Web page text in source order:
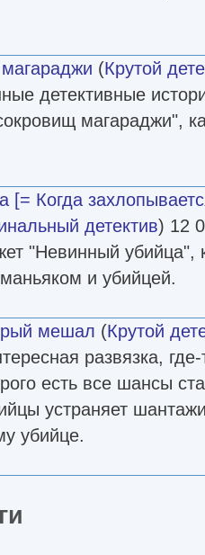
(Крутой
детективные
магараджи",
[= Когда
детектив) 12
"Невинный убийца",
и убийцей.
мешал (Крутой
развязка,
есть все шансы
устраняет
убийце.